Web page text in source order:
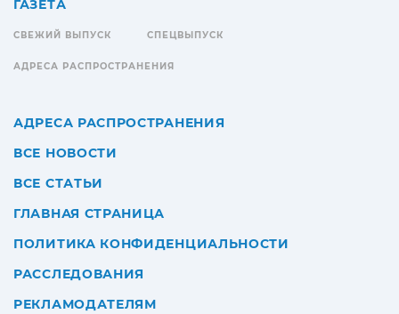
ГАЗЕТА
СВЕЖИЙ ВЫПУСК СПЕЦВЫПУСК
АДРЕСА РАСПРОСТРАНЕНИЯ
АДРЕСА РАСПРОСТРАНЕНИЯ
ВСЕ НОВОСТИ
ВСЕ СТАТЬИ
ГЛАВНАЯ СТРАНИЦА
ПОЛИТИКА КОНФИДЕНЦИАЛЬНОСТИ
РАССЛЕДОВАНИЯ
РЕКЛАМОДАТЕЛЯМ